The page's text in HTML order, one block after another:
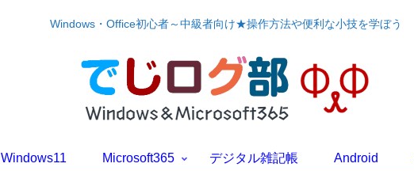
Windows・Office初心者～中級者向け★操作方法や便利な小技を学ぼう
Windows11 Microsoft365 デジタル雑記帳 Android